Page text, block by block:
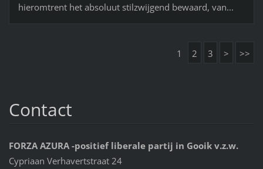
hieromtrent het absoluut stilzwijgend bewaard, van...
1 2 3 > >>
Contact
FORZA AZURA -positief liberale partij in Gooik v.z.w.
Cypriaan Verhavertstraat 24